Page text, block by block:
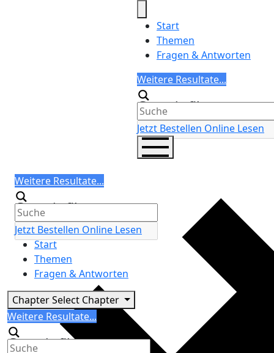
Start
Themen
Fragen & Antworten
Search
Weitere Resultate...
Generic filters
Jetzt Bestellen Online Lesen
Search
Weitere Resultate...
Generic filters
Jetzt Bestellen Online Lesen
Start
Themen
Fragen & Antworten
ChapterSelect Chapter
Search
Weitere Resultate...
Generic filters